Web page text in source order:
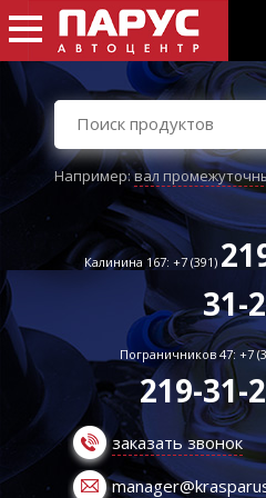
Например:вал
Калинина 167: +7 (391)
31-
Пограничников 47: +7
219-31-
заказать звонок